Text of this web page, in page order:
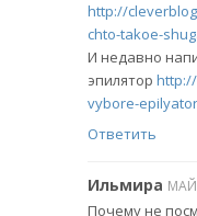
http://
chto-takoe-
И недавно
эпилятор
vybore-
Ответить
Ильмира МАЙ
Почему не